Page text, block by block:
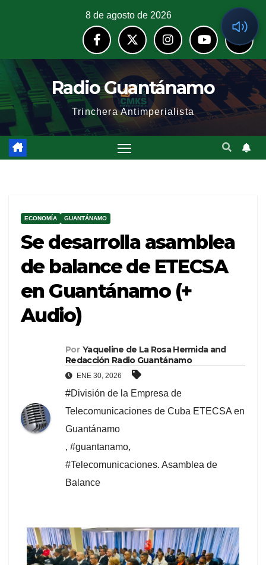
8 de agosto de 2026
Radio Guantánamo
Trinchera Antimperialista
ECONOMÍA GUANTÁNAMO
Se desarrolla asamblea
de balance de ETECSA
en Guantánamo (+
Audio)
Por Yaqueline de La Rosa Hermidaand
Redacción Radio Guantánamo
ENE 30, 2026
#División de la Empresa de
Telecomunicaciones de Cuba ETECSA en
Guantánamo
, #guantanamo,
#Telecomunicaciones. Asamblea de
Balance